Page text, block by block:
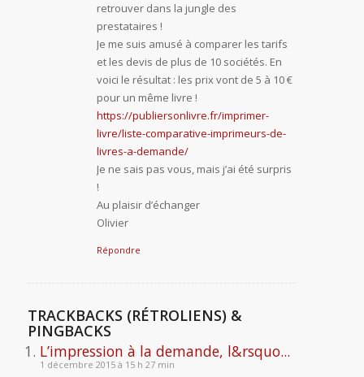
retrouver dans la jungle des
prestataires !
Je me suis amusé à comparer les tarifs
et les devis de plus de 10 sociétés. En
voici le résultat : les prix vont de 5 à 10 €
pour un même livre !
https://publiersonlivre.fr/imprimer-
livre/liste-comparative-imprimeurs-de-
livres-a-demande/
Je ne sais pas vous, mais j’ai été surpris
!
Au plaisir d’échanger
Olivier
Répondre
TRACKBACKS (RÉTROLIENS) &
PINGBACKS
L’impression à la demande, l&rsquo...
1 décembre 2015 à 15 h 27 min